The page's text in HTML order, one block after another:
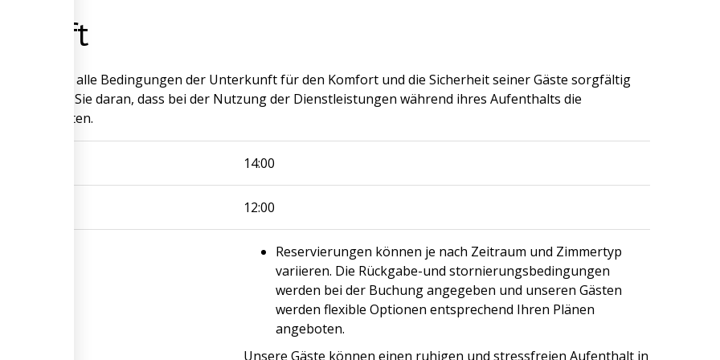
Hotel hat alle Bedingungen der Unterkunft für den Komfort und die Sicherheit seiner Gäste sorgfältig
erinnern Sie daran, dass bei der Nutzung der Dienstleistungen während ihres Aufenthalts die
Regeln gelten.
14:00
12:00
Reservierungen können je nach Zeitraum und Zimmertyp
variieren. Die Rückgabe-und stornierungsbedingungen
werden bei der Buchung angegeben und unseren Gästen
werden flexible Optionen entsprechend Ihren Plänen
angeboten.
Unsere Gäste können einen ruhigen und stressfreien Aufenthalt in